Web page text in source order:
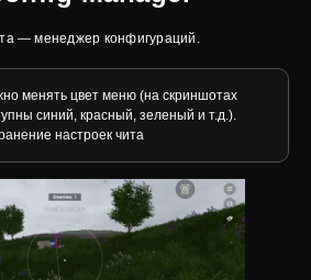
— менеджер конфигураций.
менять цвет меню (на скриншотах
синий, красный, зеленый и т.д.).
настроек чита